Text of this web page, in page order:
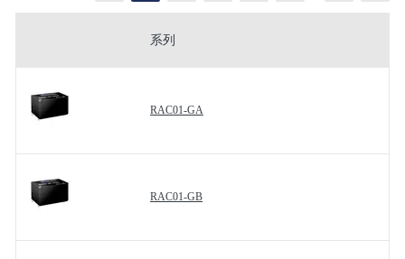
系列
RAC01-GA
RAC01-GB